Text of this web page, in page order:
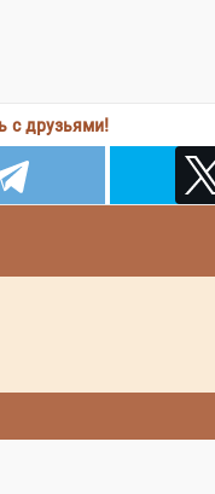
с друзьями!